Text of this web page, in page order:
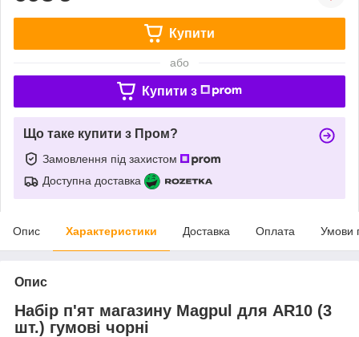
Купити
або
Купити з
Що таке купити з Пром?
Замовлення під захистом
Доступна доставка
Опис Характеристики Доставка Оплата Умови
Опис
Набір п'ят магазину Magpul для AR10 (3
шт.) гумові чорні